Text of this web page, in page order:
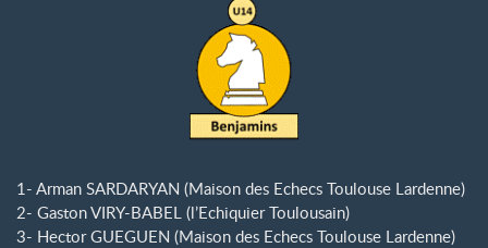
1- Arman SARDARYAN (Maison des Echecs Toulouse Lardenne)
2- Gaston VIRY-BABEL (l’Echiquier Toulousain)
3- Hector GUEGUEN (Maison des Echecs Toulouse Lardenne)